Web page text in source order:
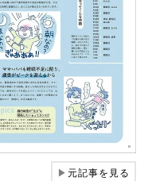
▶元記事を見る